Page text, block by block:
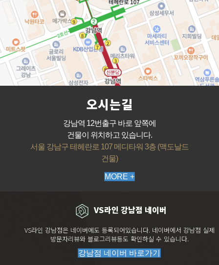
오시는길
강남역 12번출구 바로 앞쪽에
건물이 위치하고 있습니다.
서울 강남구 테헤란로 107 메디타워 3층 (맥도날드
건물)
MORE +
VS라인 강남점 네이버
VS라인 강남점은 네이버에도 등록되어있습니다. 네이버에서 강남점 실제
방문자리뷰와 블로그리뷰등도 확인하실 수 있습니다.
강남점 네이버 바로가기